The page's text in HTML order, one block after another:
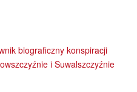
biograficzny konspiracji
i Suwalszczyźnie